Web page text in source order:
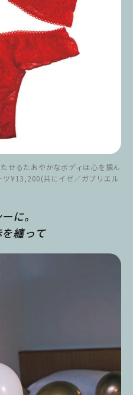
せるたおやかなボディは心を掴ん
¥13,200(共にイゼ／ガブリエル
に。
纏って